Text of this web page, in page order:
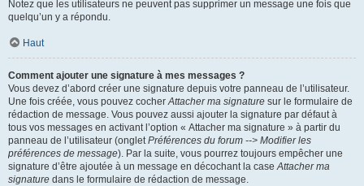
Notez que les utilisateurs ne peuvent pas supprimer un message une fois que
quelqu’un y a répondu.
Haut
Comment ajouter une signature à mes messages ?
Vous devez d’abord créer une signature depuis votre panneau de l’utilisateur.
Une fois créée, vous pouvez cocherAttacher ma signature sur le formulaire de
rédaction de message. Vous pouvez aussi ajouter la signature par défaut à
tous vos messages en activant l’option « Attacher ma signature » à partir du
panneau de l’utilisateur (ongletPréférences du forum --> Modifier les
préférences de message). Par la suite, vous pourrez toujours empêcher une
signature d’être ajoutée à un message en décochant la caseAttacher ma
signature dans le formulaire de rédaction de message.